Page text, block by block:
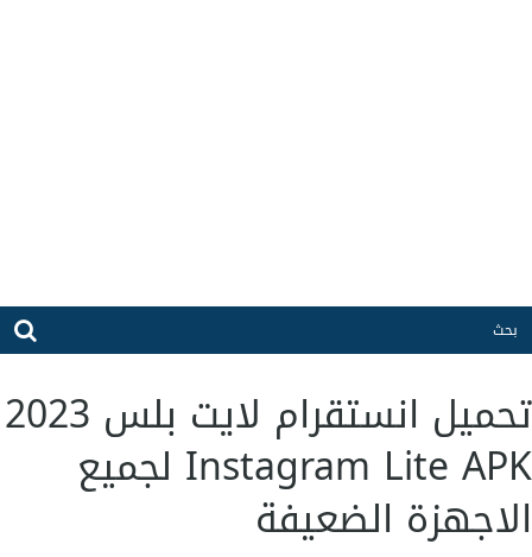
تحميل انستقرام لايت بلس 2023
Instagram Lite APK لجميع
الاجهزة الضعيفة